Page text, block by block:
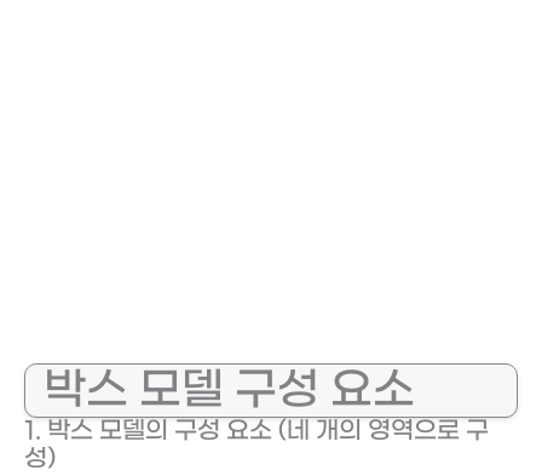
박스 모델 구성 요소
1. 박스 모델의 구성 요소 (네 개의 영역으로 구
성)